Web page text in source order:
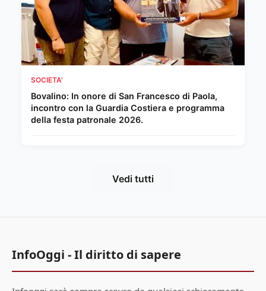
SOCIETA'
Bovalino: In onore di San Francesco di Paola,
incontro con la Guardia Costiera e programma
della festa patronale 2026.
Vedi tutti
InfoOggi - Il diritto di sapere